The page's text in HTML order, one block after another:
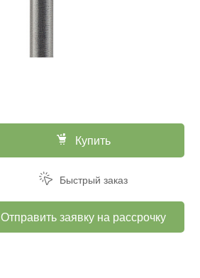
Купить
Быстрый заказ
Отправить заявку на рассрочку